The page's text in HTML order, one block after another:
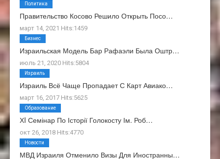
Правительство Косово Решило Открыть Посо…
март 14, 2021 Hits:1459
Политика
Израильская Модель Бар Рафаэли Была Оштр…
июль 21, 2020 Hits:5804
Бизнес
Израиль Всё Чаще Пропадает С Карт Авиако…
март 16, 2017 Hits:5625
Израиль
ХI Семінар По Історії Голокосту Ім. Роб…
окт 26, 2018 Hits:4770
Образование
МВД Израиля Отменило Визы Для Иностранны…
Новости